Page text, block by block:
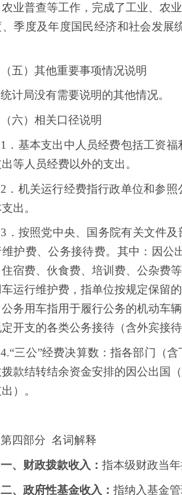
业普查等工作，完成了工业、农
、季度及年度国民经济和社会发
（五）其他重要事项情况说明
统计局没有需要说明的其他情况。
（六）相关口径说明
1 ．基本支出中人员经费包括工资
等人员经费以外的支出。
2 ．机关运行经费指行政单位和参
出。
3 ．按照党中央、国务院有关文件
护费、公务接待费。其中：因公
宿费、伙食费、培训费、公杂费
运行维护费，指单位按规定保留
务用车指用于履行公务的机动车
开支的各类公务接待（含外宾接
4.“三公”经费决算数：指各部门（
款结转结余资金安排的因公出国
）。
第四部分 名词解释
一、财政拨款收入：指本级财政当
二、政府性基金收入：指纳入基金